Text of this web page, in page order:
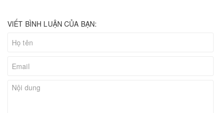
VIẾT BÌNH LUẬN CỦA BẠN: